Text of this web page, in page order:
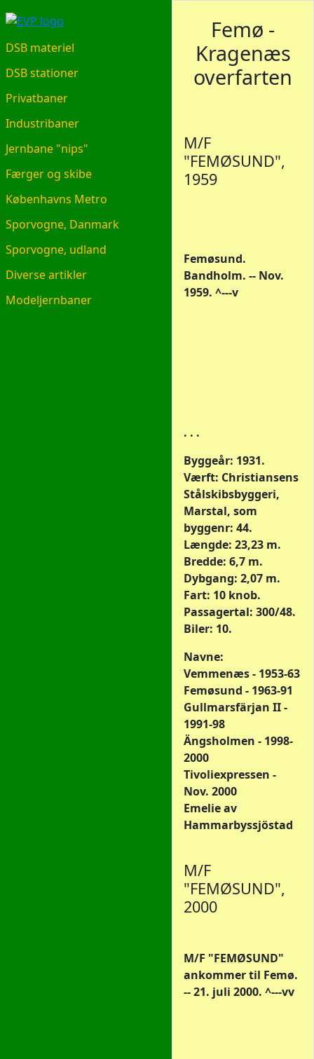
EVP.DK
DSB materiel
DSB stationer
Privatbaner
Industribaner
Jernbane "nips"
Færger og skibe
Københavns Metro
Sporvogne, Danmark
Sporvogne, udland
Diverse artikler
Modeljernbaner
Femø -
Kragenæs
overfarten
M/F
"FEMØSUND",
1959
Femøsund.
Bandholm. -- Nov.
1959. ^---v
. . .
Byggeår: 1931.
Værft: Christiansens
Stålskibsbyggeri,
Marstal, som
byggenr: 44.
Længde: 23,23 m.
Bredde: 6,7 m.
Dybgang: 2,07 m.
Fart: 10 knob.
Passagertal: 300/48.
Biler: 10.
Navne:
Vemmenæs - 1953-63
Femøsund - 1963-91
Gullmarsfärjan II -
1991-98
Ängsholmen - 1998-
2000
Tivoliexpressen -
Nov. 2000
Emelie av
Hammarbyssjöstad
M/F
"FEMØSUND",
2000
M/F "FEMØSUND"
ankommer til Femø.
-- 21. juli 2000. ^---vv